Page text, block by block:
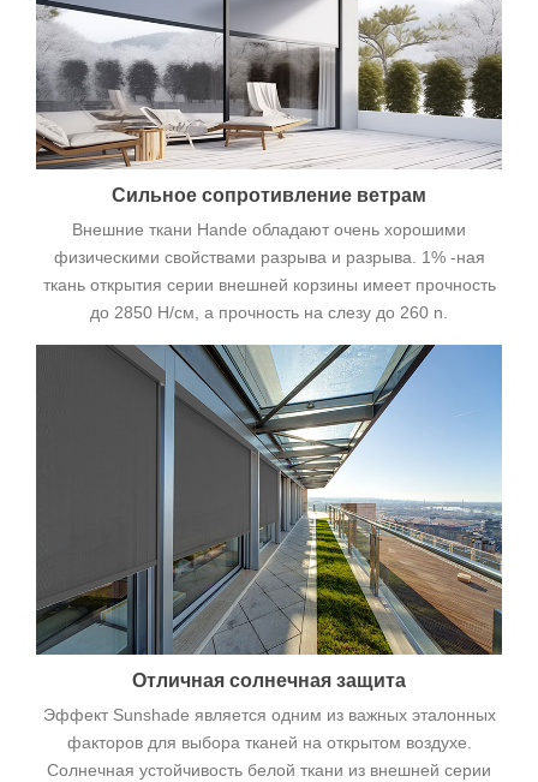
Сильное сопротивление ветрам
Внешние ткани Hande обладают очень хорошими
физическими свойствами разрыва и разрыва. 1% -ная
ткань открытия серии внешней корзины имеет прочность
до 2850 Н/см, а прочность на слезу до 260 n.
Отличная солнечная защита
Эффект Sunshade является одним из важных эталонных
факторов для выбора тканей на открытом воздухе.
Солнечная устойчивость белой ткани из внешней серии